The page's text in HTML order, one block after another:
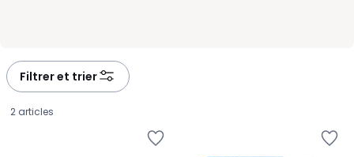
Filtrer et trier
2 articles